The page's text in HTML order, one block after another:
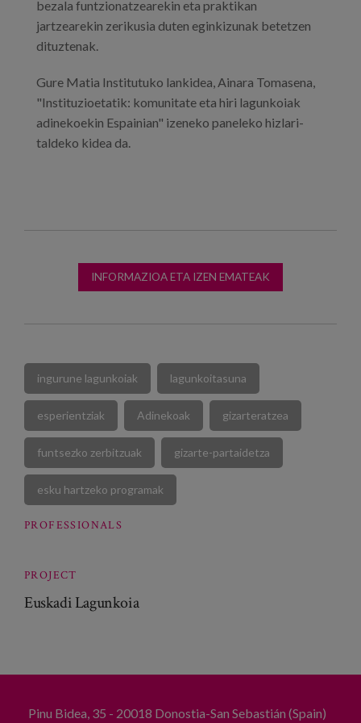
bezala funtzionatzearekin eta praktikan
jartzearekin zerikusia duten eginkizunak betetzen
dituztenak.
Gure Matia Institutuko lankidea, Ainara Tomasena,
"Instituzioetatik: komunitate eta hiri lagunkoiak
adinekoekin Espainian" izeneko paneleko hizlari-
taldeko kidea da.
INFORMAZIOA ETA IZEN EMATEAK
ingurune lagunkoiak lagunkoitasuna
esperientziak Adinekoak gizarteratzea
funtsezko zerbitzuak gizarte-partaidetza
esku hartzeko programak
PROFESSIONALS
PROJECT
Euskadi Lagunkoia
Pinu Bidea, 35 - 20018 Donostia-San Sebastián (Spain)